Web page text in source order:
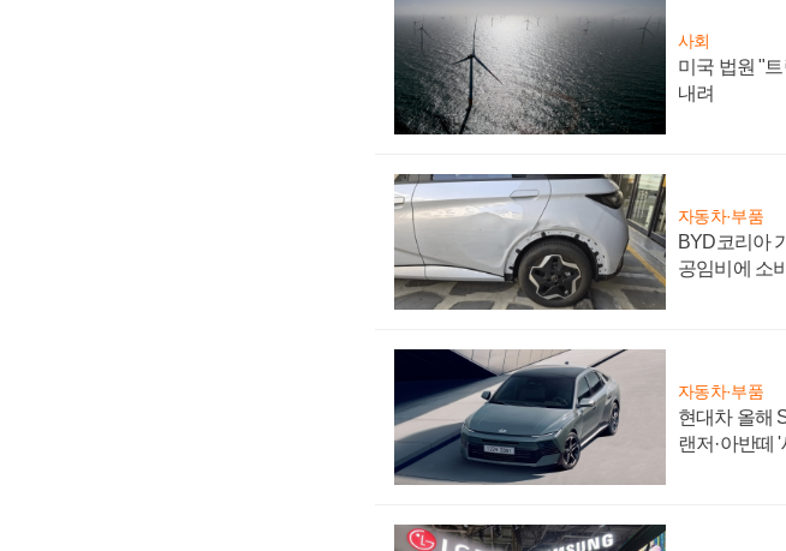
사회
미국 법원 "
내려
자동차·부품
BYD코리아
공임비에 소
자동차·부품
현대차 올해
랜저·아반떼